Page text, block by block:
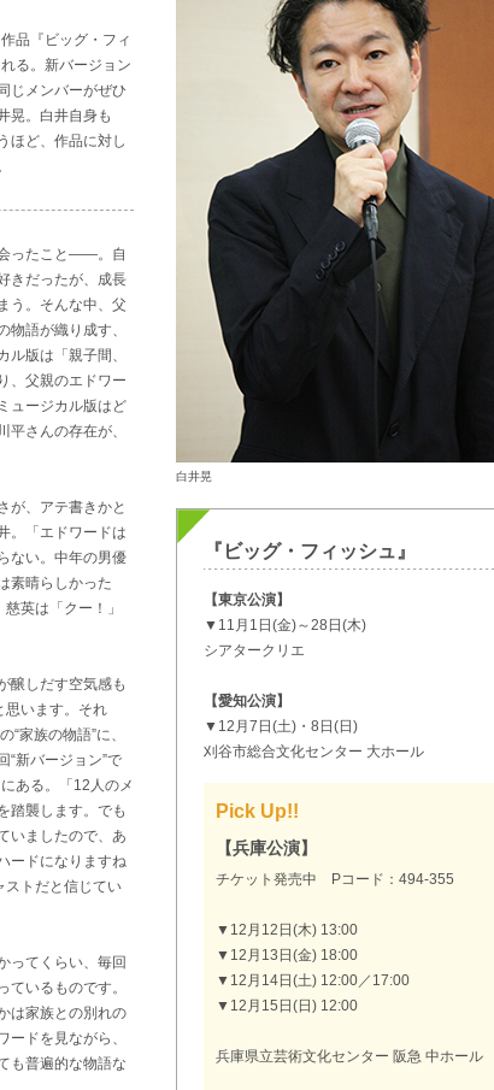
品『ビッグ・フィ
る。新バージョン
じメンバーがぜひ
晃。白井自身も
ほど、作品に対し
会ったこと――。自
きだったが、成長
う。そんな中、父
語が織り成す、
版は「親子間、
、父親のエドワー
ュージカル版はど
さんの存在が、
が、アテ書きかと
。「エドワードは
ない。中年の男優
素晴らしかった
英は「クー！」
醸しだす空気感も
思います。それ
家族の物語”に、
“新バージョン”で
ある。「12人のメ
踏襲します。でも
いましたので、あ
ードになりますね
ストだと信じてい
ってくらい、毎回
いるものです。
は家族との別れの
ドを見ながら、
も普遍的な物語な
白井晃
『ビッグ・フィッシュ』
【東京公演】
▼11月1日(金)～28日(木)
シアタークリエ
【愛知公演】
▼12月7日(土)・8日(日)
刈谷市総合文化センター 大ホール
Pick Up!!
【兵庫公演】
チケット発売中 Pコード：494-355
▼12月12日(木) 13:00
▼12月13日(金) 18:00
▼12月14日(土) 12:00／17:00
▼12月15日(日) 12:00
兵庫県立芸術文化センター 阪急 中ホール